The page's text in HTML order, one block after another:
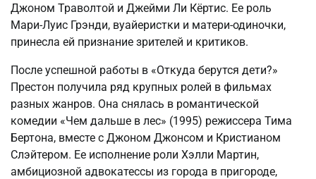
Джоном Траволтой и Джейми Ли Кёртис. Ее роль
Мари-Луис Грэнди, вуайеристки и матери-одиночки,
принесла ей признание зрителей и критиков.
После успешной работы в «Откуда берутся дети?»
Престон получила ряд крупных ролей в фильмах
разных жанров. Она снялась в романтической
комедии «Чем дальше в лес» (1995) режиссера Тима
Бертона, вместе с Джоном Джонсом и Кристианом
Слэйтером. Ее исполнение роли Хэлли Мартин,
амбициозной адвокатессы из города в пригороде,